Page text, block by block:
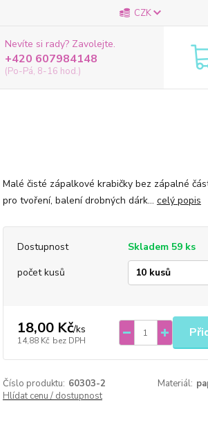
CZK
Nevíte si rady? Zavolejte.
+420 607984148
(Po-Pá, 8-16 hod.)
Malé čisté zápalkové krabičky bez zápalné
pro tvoření, balení drobných dárk... celý popis
Dostupnost
Skladem 59 ks
počet kusů
18,00 Kč/ks
14,88 Kč bez DPH
Číslo produktu: 60303-2 Materiál:
Hlídat cenu / dostupnost